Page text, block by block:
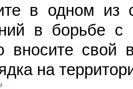
в одном из
в борьбе с
вносите свой
на